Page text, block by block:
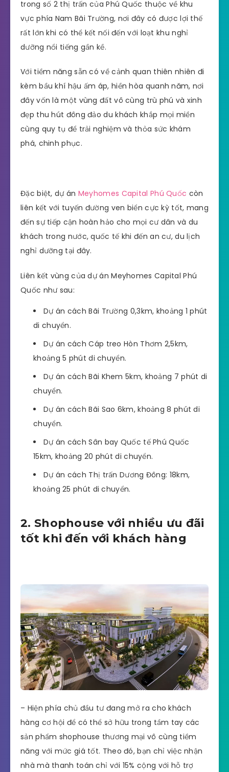
trong số 2 thị trấn của Phú Quốc thuộc về khu
vực phía Nam Bãi Trường, nơi đây có được lợi thế
rất lớn khi có thể kết nối đến với loạt khu nghỉ
dưỡng nổi tiếng gần kề.
Với tiềm năng sẵn có về cảnh quan thiên nhiên đi
kèm bầu khí hậu ấm áp, hiền hòa quanh năm, nơi
đây vốn là một vùng đất vô cùng trù phú và xinh
đẹp thu hút đông đảo du khách khắp mọi miền
cùng quy tụ để trải nghiệm và thỏa sức khám
phá, chinh phục.
Đặc biệt, dự ánMeyhomes Capital Phú Quốccòn
liên kết với tuyến đường ven biển cực kỳ tốt, mang
khách trong nước, quốc tế khi đến an cư, du lịch
nghỉ dưỡng tại đây.
Liên kết vùng của dự án Meyhomes Capital Phú
Dự án cách Bãi Trường 0,3km, khoảng 1 phút
di chuyển.
Dự án cách Cáp treo Hòn Thơm 2,5km,
khoảng 5 phút di chuyển.
Dự án cách Bãi Khem 5km, khoảng 7 phút di
chuyển.
Dự án cách Bãi Sao 6km, khoảng 8 phút di
Dự án cách Sân bay Quốc tế Phú Quốc
15km, khoảng 20 phút di chuyển.
2. Shophouse với nhiều ưu đãi
tốt khi đến với khách hàng